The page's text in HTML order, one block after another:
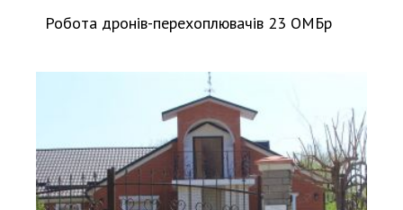
Робота дронів-перехоплювачів 23 ОМБр